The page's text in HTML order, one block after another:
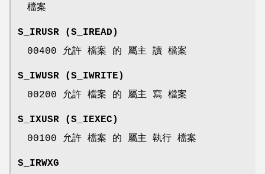
檔案
S_IRUSR (S_IREAD)
00400 允許 檔案 的 屬主 讀 檔案
S_IWUSR (S_IWRITE)
00200 允許 檔案 的 屬主 寫 檔案
S_IXUSR (S_IEXEC)
00100 允許 檔案 的 屬主 執行 檔案
S_IRWXG